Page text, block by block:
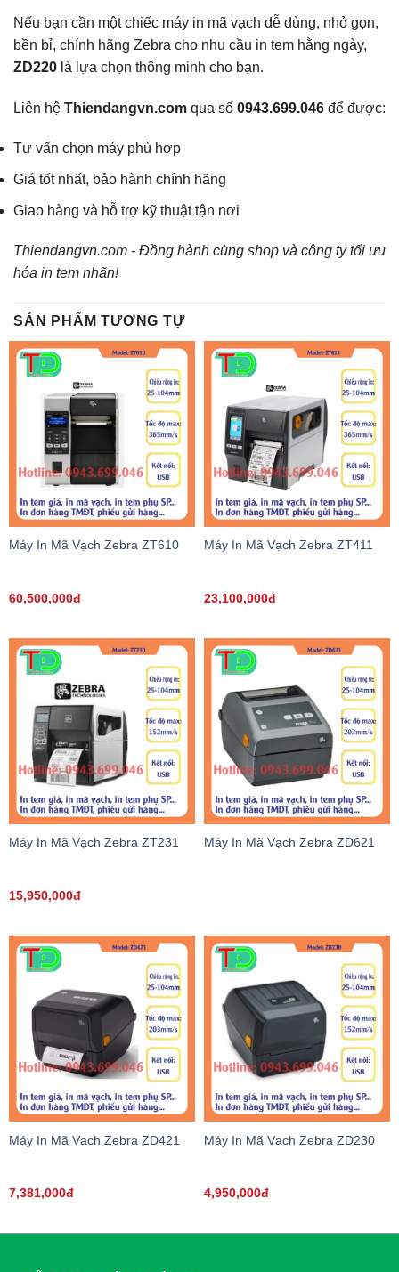
Nếu bạn cần một chiếc máy in mã vạch dễ dùng, nhỏ gọn,
bền bỉ, chính hãng Zebra cho nhu cầu in tem hằng ngày,
ZD220 là lựa chọn thông minh cho bạn.
Liên hệ Thiendangvn.com qua số 0943.699.046 để được:
Tư vấn chọn máy phù hợp
Giá tốt nhất, bảo hành chính hãng
Giao hàng và hỗ trợ kỹ thuật tận nơi
Thiendangvn.com - Đồng hành cùng shop và công ty tối ưu
hóa in tem nhãn!
SẢN PHẨM TƯƠNG TỰ
Máy In Mã Vạch Zebra ZT610
60,500,000đ
Máy In Mã Vạch Zebra ZT411
23,100,000đ
Máy In Mã Vạch Zebra ZT231
15,950,000đ
Máy In Mã Vạch Zebra ZD621
Máy In Mã Vạch Zebra ZD421
7,381,000đ
Máy In Mã Vạch Zebra ZD230
4,950,000đ